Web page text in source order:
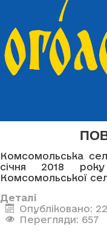
Комсомольська
січня 2018
Комсомольської
Деталі
Опубліковано:
Перегляди: 657